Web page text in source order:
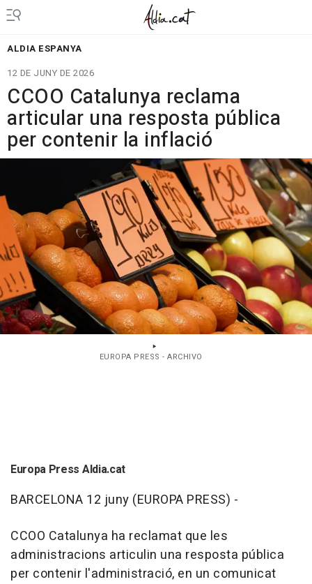
ALDIA ESPANYA
12 DE JUNY DE 2026
CCOO Catalunya reclama
articular una resposta pública
per contenir la inflació
EUROPA PRESS - ARCHIVO
Europa Press Aldia.cat
BARCELONA 12 juny (EUROPA PRESS) -
CCOO Catalunya ha reclamat que les
administracions articulin una resposta pública
per contenir l'administració, en un comunicat